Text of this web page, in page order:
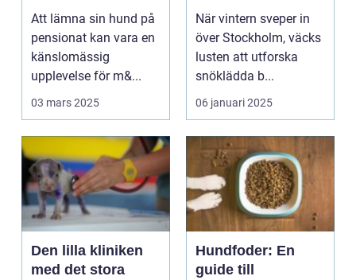
Nacka
Att lämna sin hund på
pensionat kan vara en
känslomässig
upplevelse för m&...
03 mars 2025
När vintern sveper in
över Stockholm, väcks
lusten att utforska
snöklädda b...
06 januari 2025
Den lilla kliniken
med det stora
Hundfoder: En
guide till